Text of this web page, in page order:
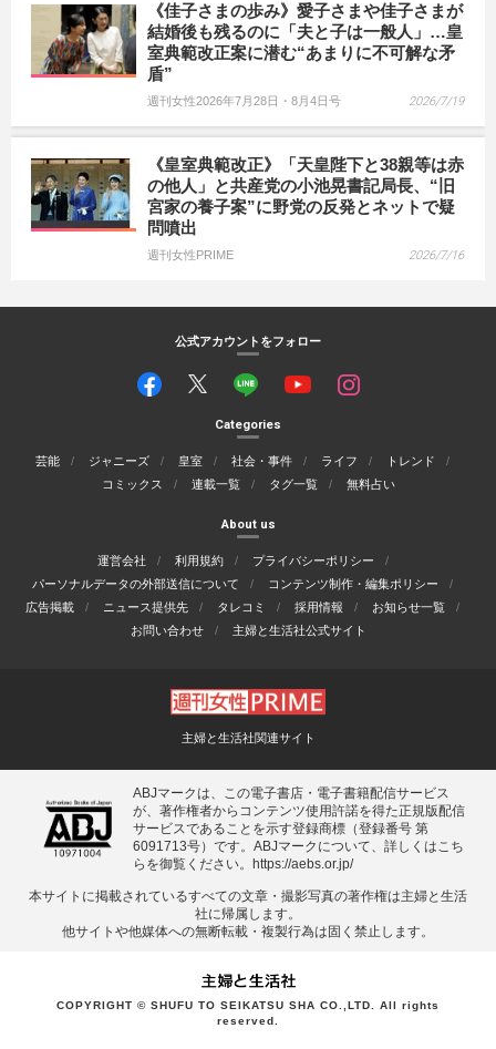
《佳子さまの歩み》愛子さまや佳子さまが
結婚後も残るのに「夫と子は一般人」…皇
室典範改正案に潜む“あまりに不可解な矛
盾”
週刊女性2026年7月28日・8月4日号 2026/7/19
《皇室典範改正》「天皇陛下と38親等は赤
の他人」と共産党の小池晃書記局長、“旧
宮家の養子案”に野党の反発とネットで疑
問噴出
週刊女性PRIME 2026/7/16
公式アカウントをフォロー
Categories
芸能 ジャニーズ 皇室 社会・事件 ライフ
トレンド
コミックス
連載一覧 タグ一覧 無料占い
About us
運営会社 利用規約
プライバシーポリシー
パーソナルデータの外部送信について
コンテンツ制作・編集ポリシー
広告掲載
ニュース提供先 タレコミ 採用情報
お知らせ一覧
お問い合わせ
主婦と生活社公式サイト
主婦と生活社関連サイト
ABJマークは、この電子書店・電子書籍配信サービス
が、著作権者からコンテンツ使用許諾を得た正規版配信
サービスであることを示す登録商標（登録番号 第
6091713号）です。ABJマークについて、詳しくはこち
らを御覧ください。
https://aebs.or.jp/
本サイトに掲載されているすべての⽂章・撮影写真の著作権は主婦と⽣活
社に帰属します。
他サイトや他媒体への無断転載・複製⾏為は固く禁⽌します。
COPYRIGHT © SHUFU TO SEIKATSU SHA CO.,LTD. All rights
reserved.